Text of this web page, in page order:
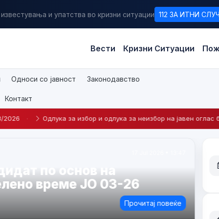
и упатства во кризни ситуации 112 ЗА ИТНИ
Вести Кризни Ситуации
Односи со јавност Законодавство
Контакт
избор и одлука за неизбор на јавен оглас број 2-2026 · Ј
по Интерен оглас
на
во Центар за